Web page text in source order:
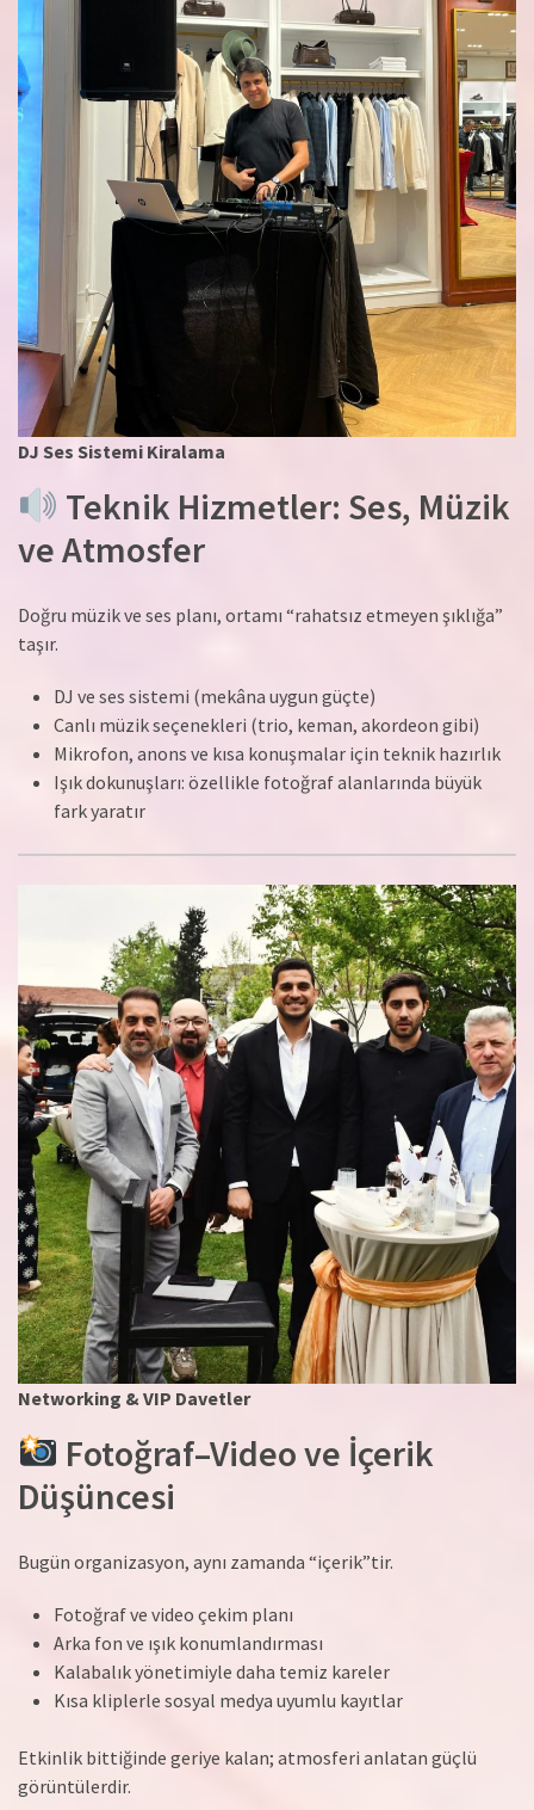
DJ Ses Sistemi Kiralama
Teknik Hizmetler: Ses, Müzik
ve Atmosfer
Doğru müzik ve ses planı, ortamı “rahatsız etmeyen şıklığa”
taşır.
DJ ve ses sistemi (mekâna uygun güçte)
Canlı müzik seçenekleri (trio, keman, akordeon gibi)
Mikrofon, anons ve kısa konuşmalar için teknik hazırlık
Işık dokunuşları: özellikle fotoğraf alanlarında büyük
fark yaratır
Networking & VIP Davetler
Fotoğraf–Video ve İçerik
Düşüncesi
Bugün organizasyon, aynı zamanda “içerik”tir.
Fotoğraf ve video çekim planı
Arka fon ve ışık konumlandırması
Kalabalık yönetimiyle daha temiz kareler
Kısa kliplerle sosyal medya uyumlu kayıtlar
Etkinlik bittiğinde geriye kalan; atmosferi anlatan güçlü
görüntülerdir.